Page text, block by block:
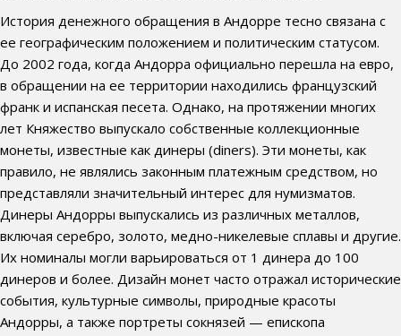
История денежного обращения в Андорре тесно связана с
ее географическим положением и политическим статусом.
До 2002 года, когда Андорра официально перешла на евро,
в обращении на ее территории находились французский
франк и испанская песета. Однако, на протяжении многих
лет Княжество выпускало собственные коллекционные
монеты, известные как динеры (diners). Эти монеты, как
правило, не являлись законным платежным средством, но
представляли значительный интерес для нумизматов.
Динеры Андорры выпускались из различных металлов,
включая серебро, золото, медно-никелевые сплавы и другие.
Их номиналы могли варьироваться от 1 динера до 100
динеров и более. Дизайн монет часто отражал исторические
события, культурные символы, природные красоты
Андорры, а также портреты сокнязей — епископа